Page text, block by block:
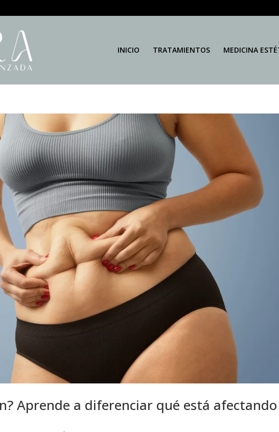
INICIO TRATAMIENTOS MEDICINA
Aprende a diferenciar qué está afectando